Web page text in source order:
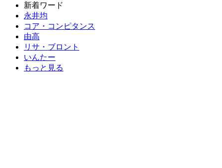
新着ワード
永井均
コア・コンピタンス
由高
リサ・ブロント
いんたー
もっと見る